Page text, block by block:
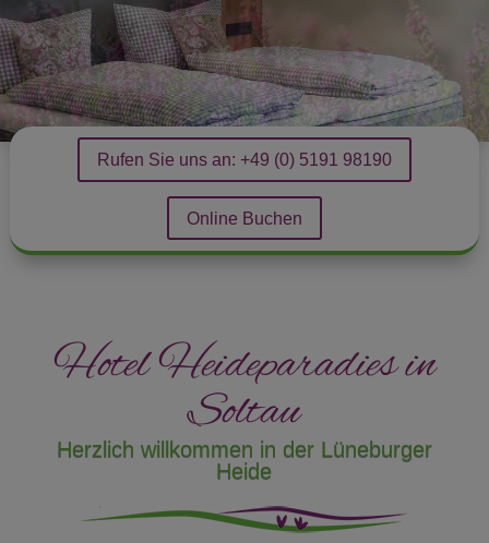
Rufen Sie uns an: +49 (0) 5191 98190
Online Buchen
Hotel Heideparadies in
Soltau
Herzlich willkommen in der Lüneburger
Heide